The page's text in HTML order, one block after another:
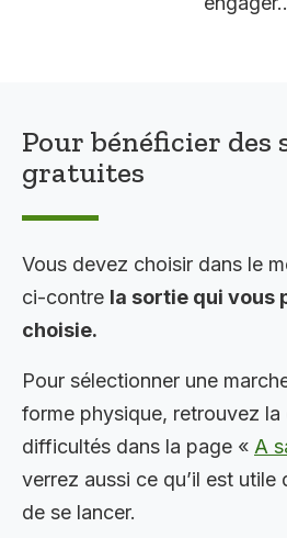
Pour bénéficier des
gratuites
Vous devez choisir dans le
ci-contre la sortie qui vous
choisie.
Pour sélectionner une
forme physique, retrouvez
difficultés dans la page « A
verrez aussi ce qu’il est
de se lancer.